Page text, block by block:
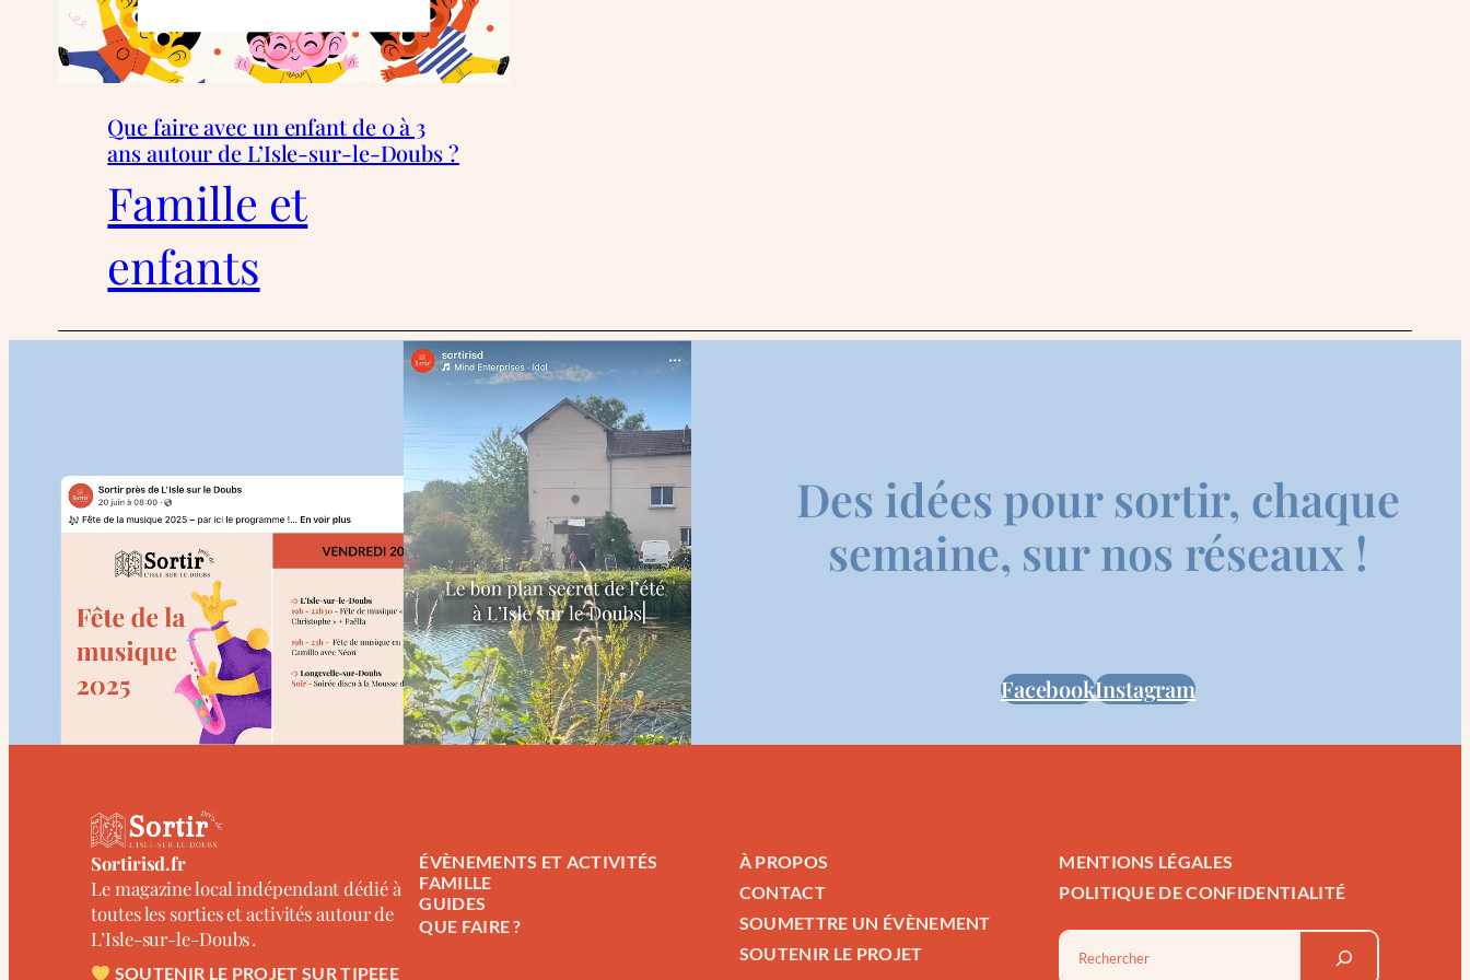
Que faire avec un enfant de 0 à 3
ans autour de L’Isle-sur-le-Doubs ?
Famille et
enfants
Des idées pour sortir, chaque
semaine, sur nos réseaux !
FacebookInstagram
Sortirisd.fr
Le magazine local indépendant dédié à
toutes les sorties et activités autour de
L’Isle-sur-le-Doubs .
SOUTENIR LE PROJET SUR TIPEEE
ÉVÈNEMENTS ET ACTIVITÉS
FAMILLE
GUIDES
QUE FAIRE ?
À PROPOS
CONTACT
SOUMETTRE UN ÉVÈNEMENT
SOUTENIR LE PROJET
MENTIONS LÉGALES
POLITIQUE DE CONFIDENTIALITÉ